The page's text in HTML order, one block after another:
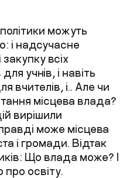
можуть
і надсучасне
всіх
учнів, і навіть
вчителів, і.. Але чи
місцева влада?
вирішили
може місцева
і громади. Відтак
Що влада може? І
про освіту.